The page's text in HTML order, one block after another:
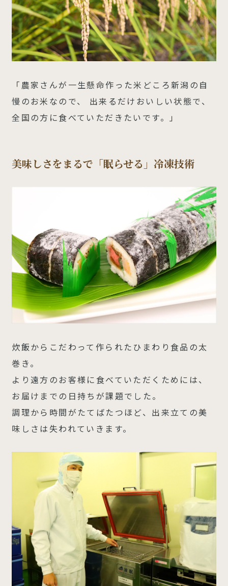
「農家さんが一生懸命作った米どころ新潟の自
慢のお米なので、 出来るだけおいしい状態で、
全国の方に食べていただきたいです。」
美味しさをまるで「眠らせる」冷凍技術
炊飯からこだわって作られたひまわり食品の太
巻き。
より遠方のお客様に食べていただくためには、
お届けまでの日持ちが課題でした。
調理から時間がたてばたつほど、出来立ての美
味しさは失われていきます。